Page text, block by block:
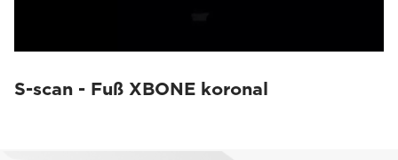
S-scan - Fuß XBONE koronal